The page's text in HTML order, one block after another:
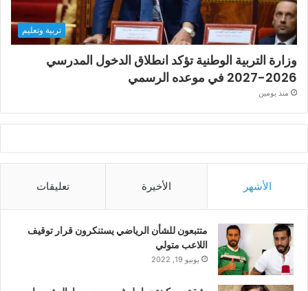
تربية وتعليم
وزارة التربية الوطنية تؤكد انطلاق الدخول المدرسي
2026-2027 في موعده الرسمي
منذ يومين
الأشهر الأخيرة تعليقات
متتبعون للشأن الرياضي يستنكرون قرار توقيف
اللاعب متولي
يونيو 19, 2022